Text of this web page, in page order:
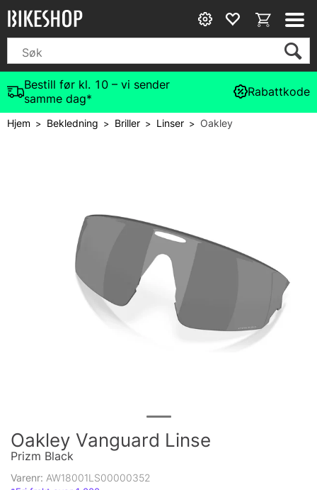
Bestill før kl. 10 – vi sender
samme dag*
Rabattkode
Hjem> Bekledning > Briller> Linser>Oakley
Oakley Vanguard Linse
Prizm Black
Varenr: AW18001LS00000352